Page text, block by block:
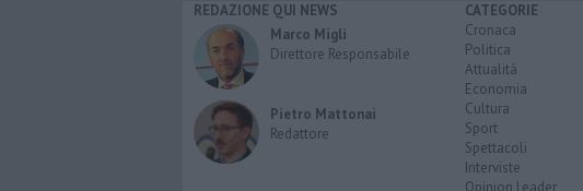
REDAZIONE QUI NEWS
Marco Migli
Direttore Responsabile
Pietro Mattonai
Redattore
CATEGORIE
Cronaca
Politica
Attualità
Economia
Cultura
Sport
Spettacoli
Interviste